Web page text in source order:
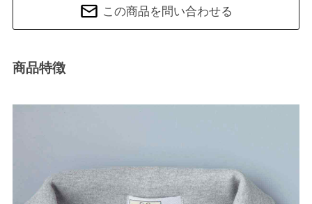
この商品を問い合わせる
商品特徴